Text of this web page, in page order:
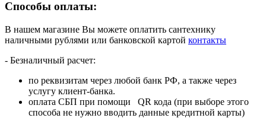
Способы оплаты:
В нашем магазине Вы можете оплатить сантехнику
наличными рублями или банковской картой контакты
- Безналичный расчет:
по реквизитам через любой банк РФ, а также через
услугу клиент-банка.
оплата СБП при помощи QR кода (при выборе этого
способа не нужно вводить данные кредитной карты)